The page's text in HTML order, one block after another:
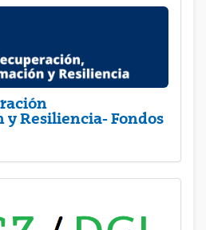
Resiliencia- Fondos